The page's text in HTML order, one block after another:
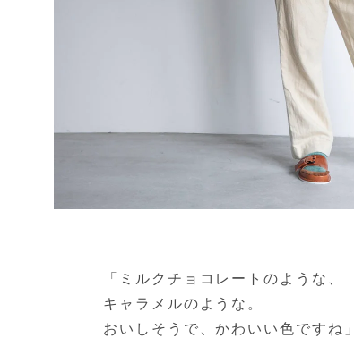
「ミルクチョコレートのような、
キャラメルのような。
おいしそうで、かわいい色ですね」